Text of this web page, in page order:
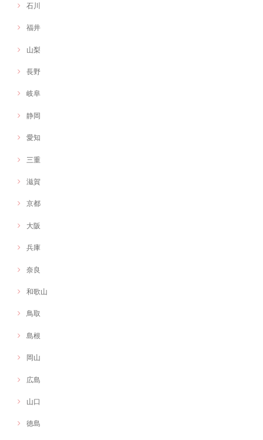
石川
福井
山梨
長野
岐阜
静岡
愛知
三重
滋賀
京都
大阪
兵庫
奈良
和歌山
鳥取
島根
岡山
広島
山口
徳島